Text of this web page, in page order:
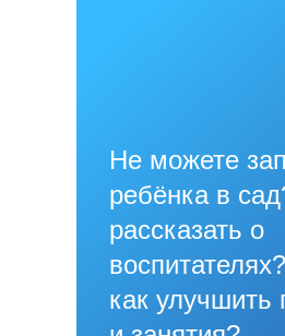
Не можете
ребёнка в
рассказать о
как улучшить